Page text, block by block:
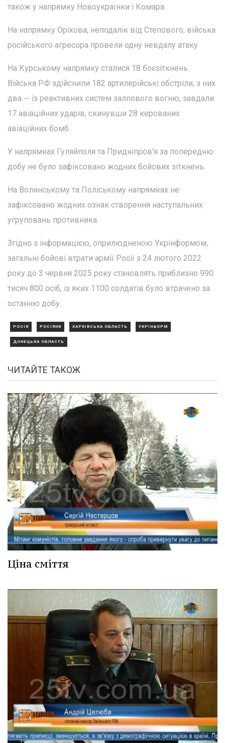
також у напрямку Новоукраїнки і Комара.
На напрямку Оріхова, неподалік від Степового, війська
російського агресора провели одну невдалу атаку.
На Курському напрямку сталися 18 боєзіткнень.
Війська РФ здійснили 182 артилерійські обстріли, з них
два -- із реактивних систем залпового вогню, завдали
17 авіаційних ударів, скинувши 28 керованих
авіаційних бомб.
У напрямках Гуляйполя та Придніпров'я за попередню
добу не було зафіксовано жодних бойових зіткнень.
На Волинському та Поліському напрямках не
зафіксовано жодних ознак створення наступальних
угруповань противника.
Згідно з інформацією, оприлюдненою Укрінформом,
загальні бойові втрати армії Росії з 24 лютого 2022
року до 3 червня 2025 року становлять приблизно 990
тисяч 800 осіб, із яких 1100 солдатів було втрачено за
останню добу.
РОСІЯ РОСІЯНИ ХАРКІВСЬКА ОБЛАСТЬ УКРІНФОРМ
ДОНЕЦЬКА ОБЛАСТЬ
ЧИТАЙТЕ ТАКОЖ
Ціна сміття